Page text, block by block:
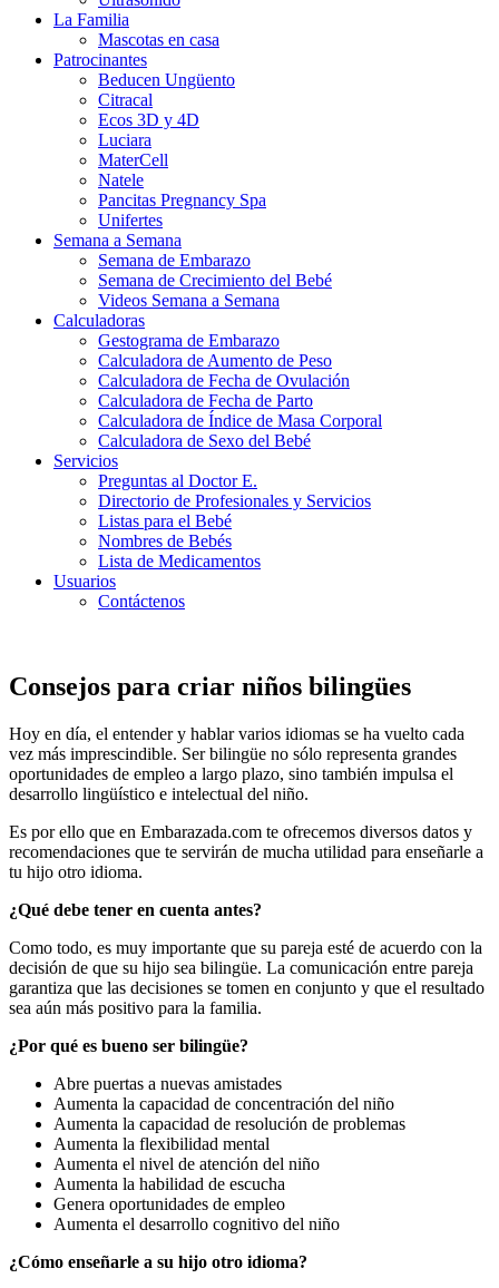
La Familia
Mascotas en casa
Patrocinantes
Beducen Ungüento
Citracal
Ecos 3D y 4D
Luciara
MaterCell
Natele
Pancitas Pregnancy Spa
Unifertes
Semana a Semana
Semana de Embarazo
Semana de Crecimiento del Bebé
Videos Semana a Semana
Calculadoras
Gestograma de Embarazo
Calculadora de Aumento de Peso
Calculadora de Fecha de Ovulación
Calculadora de Fecha de Parto
Calculadora de Índice de Masa Corporal
Calculadora de Sexo del Bebé
Servicios
Preguntas al Doctor E.
Directorio de Profesionales y Servicios
Listas para el Bebé
Nombres de Bebés
Lista de Medicamentos
Usuarios
Contáctenos
Consejos para criar niños bilingües
Hoy en día, el entender y hablar varios idiomas se ha vuelto cada
vez más imprescindible. Ser bilingüe no sólo representa grandes
oportunidades de empleo a largo plazo, sino también impulsa el
desarrollo lingüístico e intelectual del niño.
Es por ello que en Embarazada.com te ofrecemos diversos datos y
recomendaciones que te servirán de mucha utilidad para enseñarle a
tu hijo otro idioma.
¿Qué debe tener en cuenta antes?
Como todo, es muy importante que su pareja esté de acuerdo con la
decisión de que su hijo sea bilingüe. La comunicación entre pareja
garantiza que las decisiones se tomen en conjunto y que el resultado
sea aún más positivo para la familia.
¿Por qué es bueno ser bilingüe?
Abre puertas a nuevas amistades
Aumenta la capacidad de concentración del niño
Aumenta la capacidad de resolución de problemas
Aumenta la flexibilidad mental
Aumenta el nivel de atención del niño
Aumenta la habilidad de escucha
Genera oportunidades de empleo
Aumenta el desarrollo cognitivo del niño
¿Cómo enseñarle a su hijo otro idioma?